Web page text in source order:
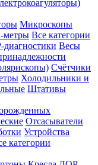
Микроскопы
метры Все категории
Весы
Счётчики
Холодильники и
Штативы
Отсасыватели
Устройства
категории